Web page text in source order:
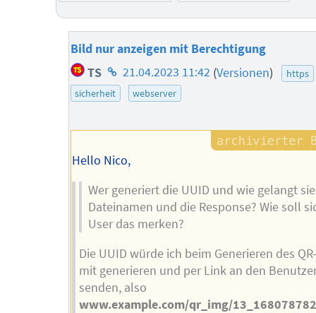
Bild nur anzeigen mit Berechtigung
TS Homepage
des
21.04.2023 11:42 (Versionen)
https
sicherheit
webserver
Hello Nico,
Wer generiert die UUID und wie gelangt
Dateinamen und die Response? Wie soll
User das merken?
Die UUID würde ich beim Generieren des
mit generieren und per Link an den
senden, also
www.example.com/qr_img/